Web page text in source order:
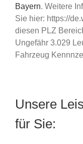
Bayern. Weitere
Sie hier: https://
diesen PLZ
Ungefähr 3.029
Fahrzeug
Unsere
für Sie: